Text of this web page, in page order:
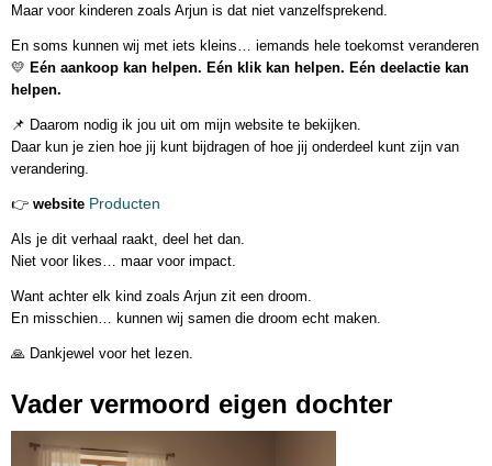
Maar voor kinderen zoals Arjun is dat niet vanzelfsprekend.
En soms kunnen wij met iets kleins… iemands hele toekomst veranderen
💛 Eén aankoop kan helpen. Eén klik kan helpen. Eén deelactie kan
helpen.
📌 Daarom nodig ik jou uit om mijn website te bekijken.
Daar kun je zien hoe jij kunt bijdragen of hoe jij onderdeel kunt zijn van
verandering.
👉 website Producten
Als je dit verhaal raakt, deel het dan.
Niet voor likes… maar voor impact.
Want achter elk kind zoals Arjun zit een droom.
En misschien… kunnen wij samen die droom echt maken.
🙏 Dankjewel voor het lezen.
Vader vermoord eigen dochter